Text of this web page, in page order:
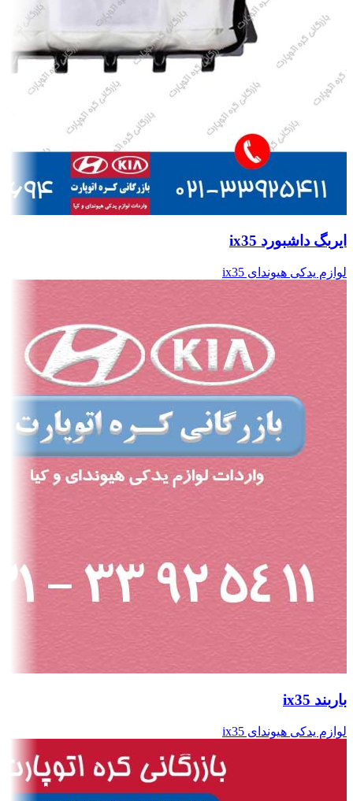
ایربگ داشبورد ix35
لوازم یدکی هیوندای ix35
باربند ix35
لوازم یدکی هیوندای ix35